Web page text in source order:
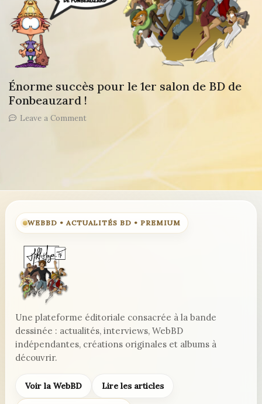
Énorme succès pour le 1er salon de BD de
Fonbeauzard !
Leave a Commenton
de
BD
de
Fonbeauzard
WEBBD • ACTUALITÉS BD • PREMIUM
Une plateforme éditoriale consacrée à la bande
dessinée : actualités, interviews, WebBD
indépendantes, créations originales et albums à
découvrir.
Voir la WebBD Lire les articles